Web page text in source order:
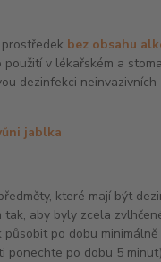
bez obsahu
v lékařském a
dezinfekci neinvazivních
jablka
které mají být
tak, aby byly zcela
po dobu
ponechte po dobu 5 minut)